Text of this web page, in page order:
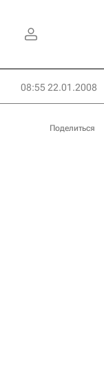
08:55 22.01.2008
Поделиться